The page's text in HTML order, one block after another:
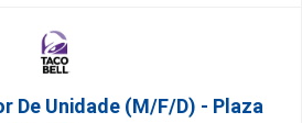
De Unidade (m/f/d) - Plaza